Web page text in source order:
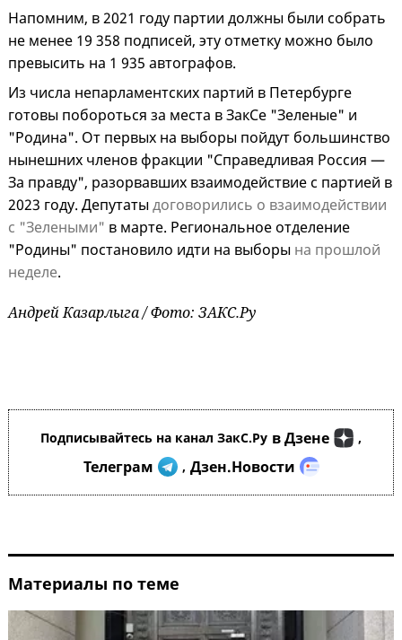
Напомним, в 2021 году партии должны были собрать
не менее 19 358 подписей, эту отметку можно было
превысить на 1 935 автографов.
Из числа непарламентских партий в Петербурге
готовы побороться за места в ЗакСе "Зеленые" и
"Родина". От первых на выборы пойдут большинство
нынешних членов фракции "Справедливая Россия —
За правду", разорвавших взаимодействие с партией в
2023 году. Депутатыдоговорились о взаимодействии
с "Зелеными" в марте. Региональное отделение
"Родины" постановило идти на выборы на прошлой
неделе.
Андрей Казарлыга / Фото: ЗАКС.Ру
Подписывайтесь на канал ЗакС.Ру в Дзене ,
Телеграм , Дзен.Новости
Материалы по теме